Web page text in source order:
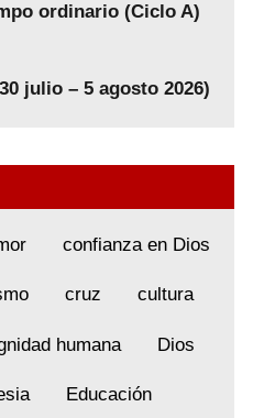
ordinario (Ciclo A)
julio – 5 agosto 2026)
confianza en Dios
cruz cultura
humana Dios
Educación